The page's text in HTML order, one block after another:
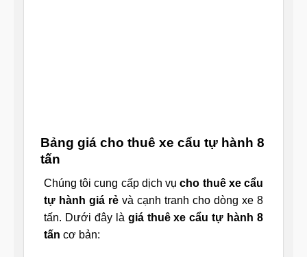
Bảng giá cho thuê xe cẩu tự hành 8
tấn
Chúng tôi cung cấp dịch vụcho thuê xe cẩu
tự hành giá rẻ và cạnh tranh cho dòng xe 8
tấn. Dưới đây là giá thuê xe cẩu tự hành 8
tấn cơ bản: